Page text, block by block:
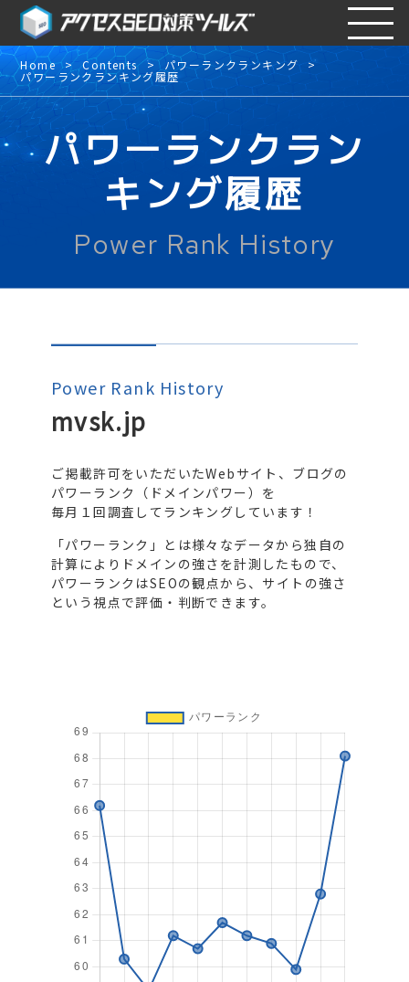
Home Contents パワーランクランキング
パワーランクランキング履歴
パワーランクラン
キング履歴
Power Rank History
Power Rank History
mvsk.jp
ご掲載許可をいただいたWebサイト、ブログの
パワーランク（ドメインパワー）を
毎月１回調査してランキングしています！
「パワーランク」とは様々なデータから独自の
計算によりドメインの強さを計測したもので、
パワーランクはSEOの観点から、サイトの強さ
という視点で評価・判断できます。